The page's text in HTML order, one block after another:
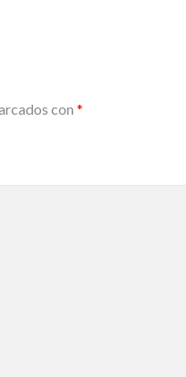
con *